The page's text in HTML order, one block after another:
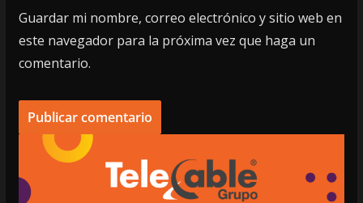
Guardar mi nombre, correo electrónico y sitio web en
este navegador para la próxima vez que haga un
comentario.